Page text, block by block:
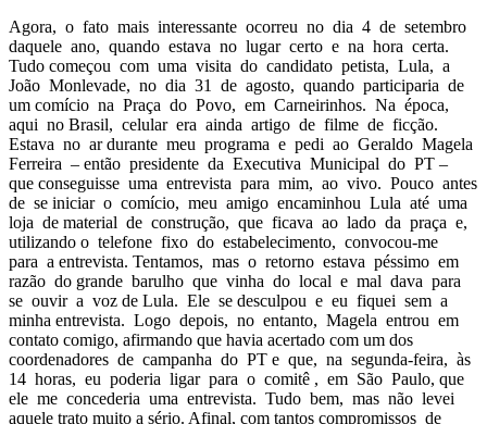
Agora, o fato mais interessante ocorreu no dia 4 de setembro
daquele ano, quando estava no lugar certo e na hora certa.
Tudo começou com uma visita do candidato petista, Lula, a
João Monlevade, no dia 31 de agosto, quando participaria de
um comício na Praça do Povo, em Carneirinhos. Na época,
aqui no Brasil, celular era ainda artigo de filme de ficção.
Estava no ar durante meu programa e pedi ao Geraldo Magela
Ferreira – então presidente da Executiva Municipal do PT –
que conseguisse uma entrevista para mim, ao vivo. Pouco antes
de se iniciar o comício, meu amigo encaminhou Lula até uma
loja de material de construção, que ficava ao lado da praça e,
utilizando o telefone fixo do estabelecimento, convocou-me
para a entrevista. Tentamos, mas o retorno estava péssimo em
razão do grande barulho que vinha do local e mal dava para
se ouvir a voz de Lula. Ele se desculpou e eu fiquei sem a
minha entrevista. Logo depois, no entanto, Magela entrou em
contato comigo, afirmando que havia acertado com um dos
coordenadores de campanha do PT e que, na segunda-feira, às
14 horas, eu poderia ligar para o comitê , em São Paulo, que
ele me concederia uma entrevista. Tudo bem, mas não levei
aquele trato muito a sério. Afinal, com tantos compromissos de